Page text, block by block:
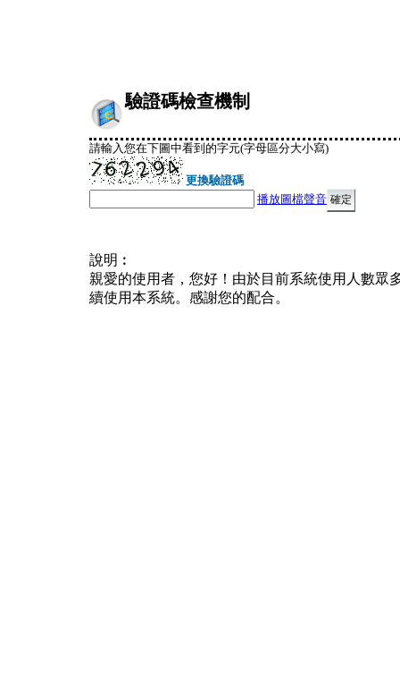
驗證碼檢查機制
請輸入您在下圖中看到的字元(字母區分大小寫)
更換驗證碼
播放圖檔聲音
說明︰
親愛的使用者，您好！由於目前系統使用人數眾
續使用本系統。感謝您的配合。